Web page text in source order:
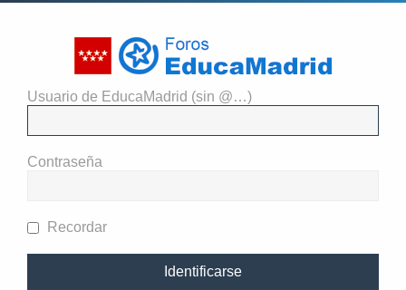
Usuario de EducaMadrid (sin @…)
Contraseña
Recordar